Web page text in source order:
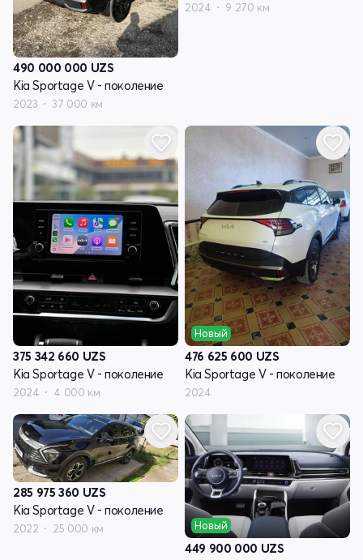
490 000 000 UZS
Kia Sportage V - поколение
2023 37 000 км
2024 9 270 км
375 342 660 UZS
Kia Sportage V - поколение
2024 4 000 км
Новый
476 625 600 UZS
Kia Sportage V - поколение
2024
285 975 360 UZS
Kia Sportage V - поколение
2022 25 000 км Новый
449 900 000 UZS